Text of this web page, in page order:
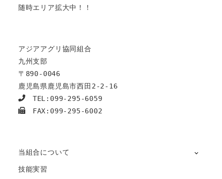
随時エリア拡大中！！
アジアアグリ協同組合
九州支部
〒890-0046
鹿児島県鹿児島市西田2-2-16
TEL:099-295-6059
FAX:099-295-6002
当組合について
技能実習